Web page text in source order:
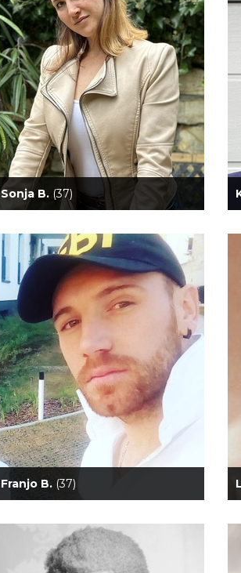
Sonja B. (37)
Franjo B. (37)